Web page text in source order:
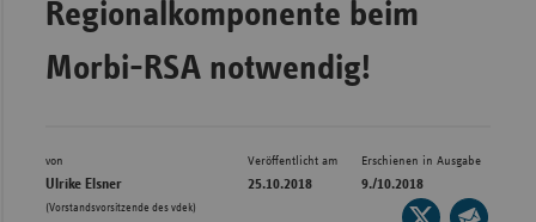
Regionalkomponente beim
Morbi-RSA notwendig!
von
Ulrike Elsner
(Vorstandsvorsitzende des vdek)
Veröffentlicht am
25.10.2018
Erschienen in Ausgabe
9./10.2018
Seite